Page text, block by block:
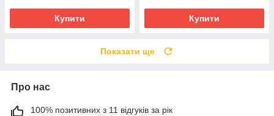
Купити Купити
Показати ще
Про нас
100% позитивних з 11 відгуків за рік